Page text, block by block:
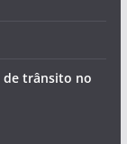
de trânsito no